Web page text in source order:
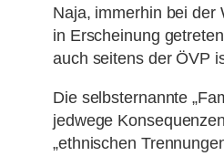
Naja, immerhin bei der
in Erscheinung
auch seitens der ÖVP
Die selbsternannte
jedwege
„ethnischen